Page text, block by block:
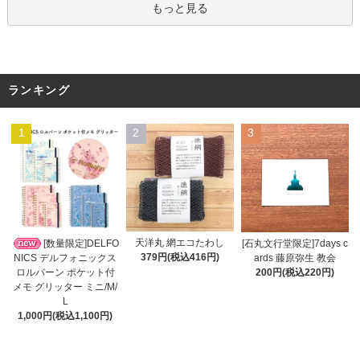
もっと見る
ランキング
1
[数量限定]DELFO
NICS デルフォニックス
ロルバーン ポケット付
メモ グリッター ミニ/M/
L
1,000円(税込1,100円)
2
天洋丸 網エコたわし
379円(税込416円)
3
[石丸文行堂限定]7days c
ards 藤原弥生 教会
200円(税込220円)